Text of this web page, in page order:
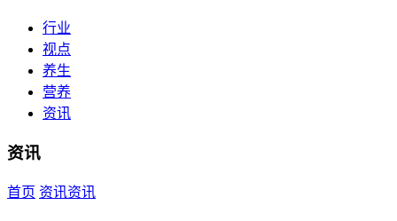
行业
视点
养生
营养
资讯
资讯
首页 资讯资讯